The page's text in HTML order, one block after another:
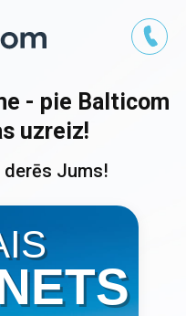
- pie Balticom
uzreiz!
Jums!